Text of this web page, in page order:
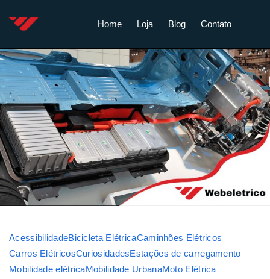
Home Loja Blog Contato
AcessibilidadeBicicleta ElétricaCaminhões Elétricos
Carros ElétricosCuriosidadesEstações de carregamento
Mobilidade elétricaMobilidade UrbanaMoto Elétrica